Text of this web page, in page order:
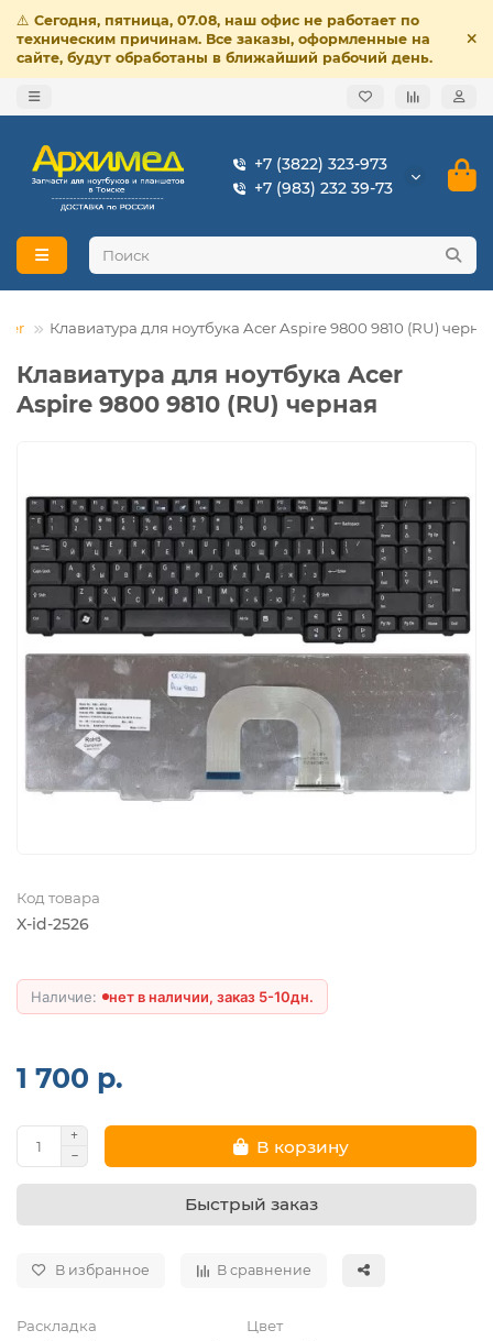
⚠️ Сегодня, пятница, 07.08, наш офис не работает по
техническим причинам. Все заказы, оформленные на
сайте, будут обработаны в ближайший рабочий день.
+7 (3822) 323-973
+7 (983) 232 39-73
Клавиатура для ноутбука Acer Aspire 9800 9810 (RU)
Клавиатура для ноутбука Acer
Aspire 9800 9810 (RU) черная
Код товара
X-id-2526
нет в наличии, заказ 5-10дн.
1 700 р.
В корзину
Быстрый заказ
В избранное В сравнение
Раскладка Цвет